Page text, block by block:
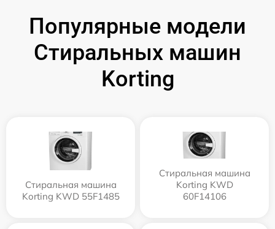
Популярные модели
Стиральных машин
Korting
Стиральная машина
Korting KWD 55F1485
Стиральная машина
Korting KWD
60F14106